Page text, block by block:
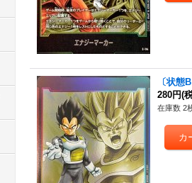
〔状態
280円(
在庫数 2